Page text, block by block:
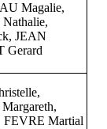
Magalie,
JEAN
Gerard
Martial